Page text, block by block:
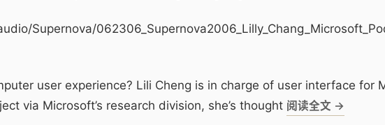
Supernova/
user experience? Lili Cheng is in charge of user interface for
via Microsoft’s research division, she’s thought